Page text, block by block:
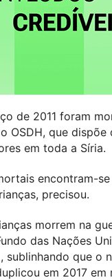
de 2011 foram
OSDH, que dispõe
em toda a Síria.
encontram-
precisou.
morrem na
das Nações
sublinhando que o
em 2017 em